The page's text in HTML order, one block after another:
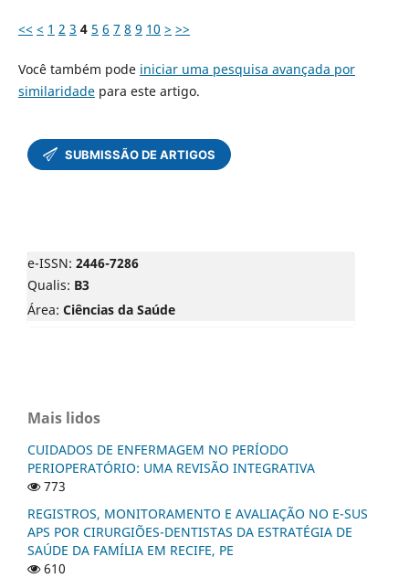
<< < 1 2 3 4 5 6 7 8 9 10 > >>
Você também pode iniciar uma pesquisa avançada por
similaridadepara este artigo.
e-ISSN: 2446-7286
Qualis: B3
Área: Ciências da Saúde
Mais lidos
CUIDADOS DE ENFERMAGEM NO PERÍODO
PERIOPERATÓRIO: UMA REVISÃO INTEGRATIVA
773
REGISTROS, MONITORAMENTO E AVALIAÇÃO NO E-SUS
APS POR CIRURGIÕES-DENTISTAS DA ESTRATÉGIA DE
SAÚDE DA FAMÍLIA EM RECIFE, PE
610